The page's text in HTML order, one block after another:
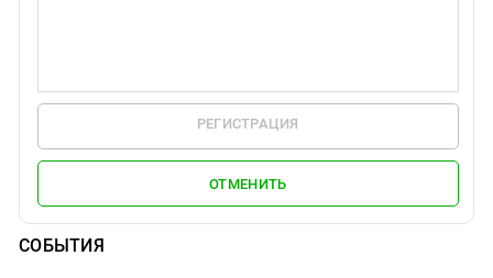
РЕГИСТРАЦИЯ
ОТМЕНИТЬ
СОБЫТИЯ